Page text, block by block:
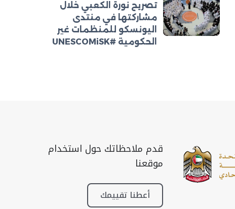
تصريح نورة الكعبي خلال
مشاركتها في منتدى
اليونسكو للمنظمات غير
الحكومية #UNESCOMiSK
قدم ملاحظاتك حول استخدام
موقعنا
أعطنا تقييمك